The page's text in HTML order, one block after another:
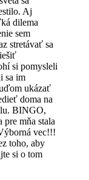
Aj
dilema
sem
stretávať sa
si pomysleli
sa im
ukázať
doma na
BINGO,
mňa stala
vec!!!
toho, aby
si o tom